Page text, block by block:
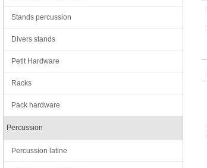
Stands percussion
Divers stands
Petit Hardware
Racks
Pack hardware
Percussion
Percussion latine